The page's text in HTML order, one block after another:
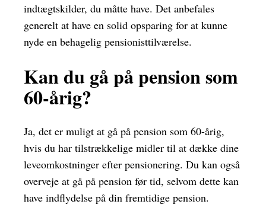
indtægtskilder, du måtte have. Det anbefales
generelt at have en solid opsparing for at kunne
nyde en behagelig pensionisttilværelse.
Kan du gå på pension som
60-årig?
Ja, det er muligt at gå på pension som 60-årig,
hvis du har tilstrækkelige midler til at dække dine
leveomkostninger efter pensionering. Du kan også
overveje at gå på pension før tid, selvom dette kan
have indflydelse på din fremtidige pension.